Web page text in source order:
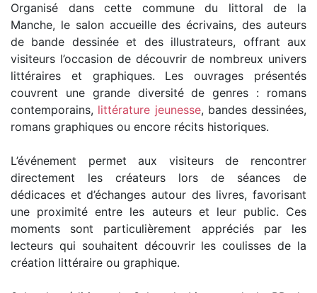
Organisé dans cette commune du littoral de la
Manche, le salon accueille des écrivains, des auteurs
de bande dessinée et des illustrateurs, offrant aux
visiteurs l’occasion de découvrir de nombreux univers
littéraires et graphiques. Les ouvrages présentés
couvrent une grande diversité de genres : romans
contemporains, littérature jeunesse, bandes dessinées,
romans graphiques ou encore récits historiques.
L’événement permet aux visiteurs de rencontrer
directement les créateurs lors de séances de
dédicaces et d’échanges autour des livres, favorisant
une proximité entre les auteurs et leur public. Ces
moments sont particulièrement appréciés par les
lecteurs qui souhaitent découvrir les coulisses de la
création littéraire ou graphique.